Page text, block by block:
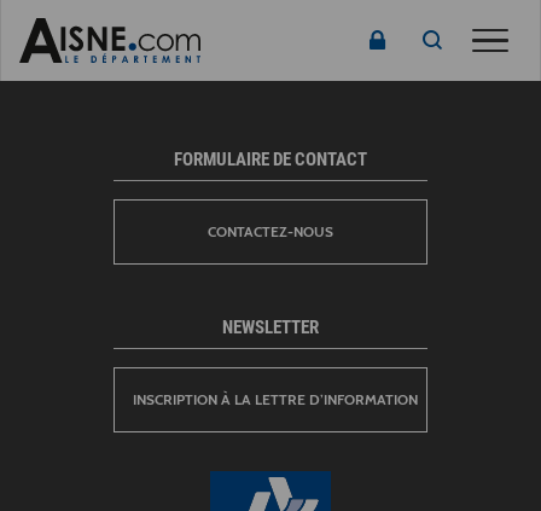
FORMULAIRE DE CONTACT
CONTACTEZ-NOUS
NEWSLETTER
INSCRIPTION À LA LETTRE D’INFORMATION